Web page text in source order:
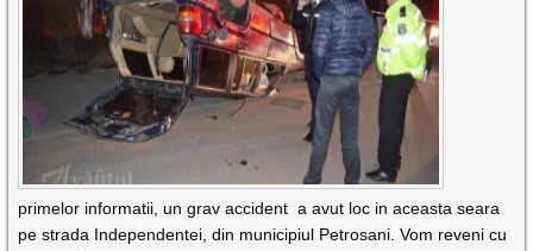
primelor informatii, un grav accident a avut loc in aceasta seara
pe strada Independentei, din municipiul Petrosani. Vom reveni cu